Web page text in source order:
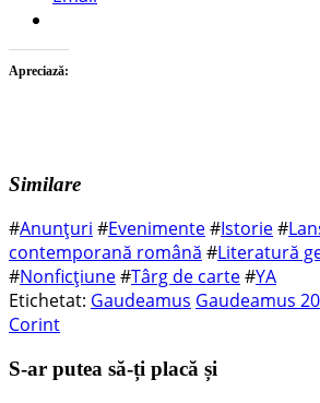
Apreciază:
Similare
#Anunțuri #Evenimente#Istorie#
contemporană română #Literatură
#Nonficțiune#Târg de carte#YA
Etichetat: Gaudeamus Gaudeamus
Corint
S-ar putea să-ți placă și